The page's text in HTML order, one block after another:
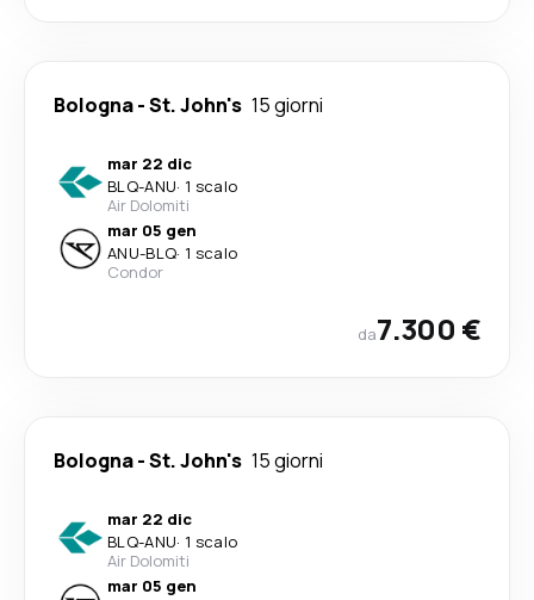
Bologna-St. John's 15 giorni
mar 22 dic
BLQ-ANU· 1 scalo
Air Dolomiti
mar 05 gen
ANU-BLQ· 1 scalo
Condor
da7.300 €
Bologna-St. John's 15 giorni
mar 22 dic
BLQ-ANU· 1 scalo
Air Dolomiti
mar 05 gen